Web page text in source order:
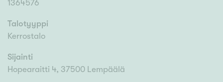
1364576
Talotyyppi
Kerrostalo
Sijainti
Hopearaitti 4, 37500 Lempäälä